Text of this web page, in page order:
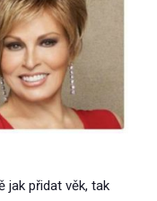
jak přidat věk, tak